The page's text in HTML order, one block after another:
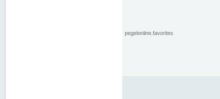
pegelonline.favorites